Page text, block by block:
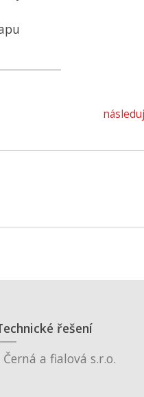
řešení
Černá a fialová s.r.o.